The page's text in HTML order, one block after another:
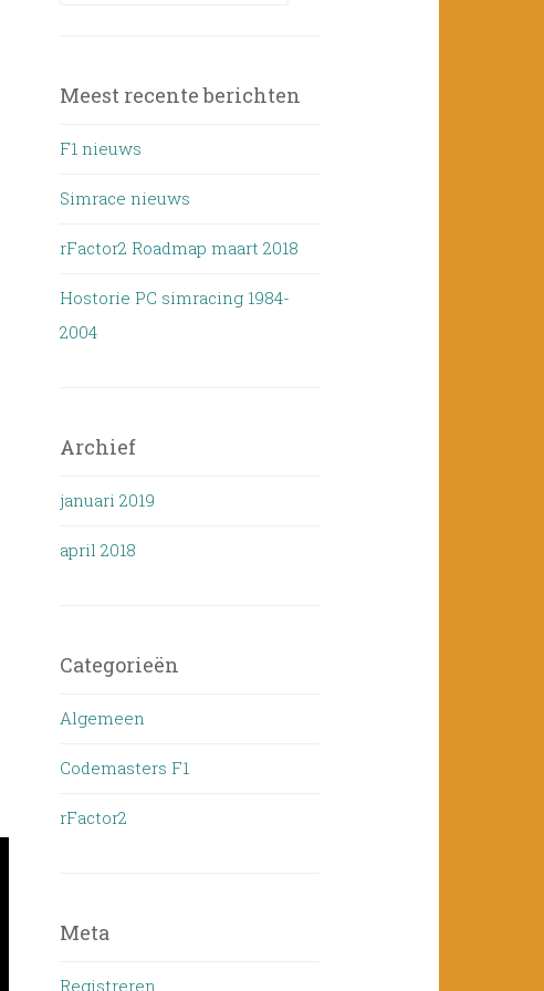
Meest recente berichten
F1 nieuws
Simrace nieuws
rFactor2 Roadmap maart 2018
Hostorie PC simracing 1984-
2004
Archief
januari 2019
april 2018
Categorieën
Algemeen
Codemasters F1
rFactor2
Meta
Registreren